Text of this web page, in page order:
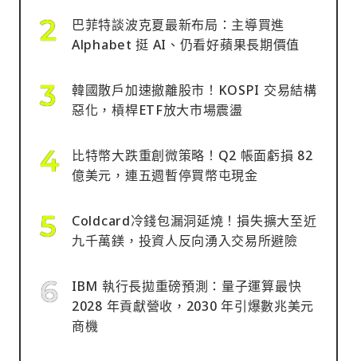
巴菲特談波克夏最新布局：主導買進
Alphabet 挺 AI、仍看好蘋果長期價值
韓國散戶加速撤離股市！KOSPI 交易結構
惡化，槓桿ETF放大市場震盪
比特幣大跌重創微策略！Q2 帳面虧損 82
億美元，連五週暫停買幣屯現金
Coldcard冷錢包漏洞延燒！損失擴大至近
九千萬鎂，投資人反向湧入交易所避險
IBM 執行長拋重磅預測：量子運算最快
2028 年貢獻營收，2030 年引爆數兆美元
商機